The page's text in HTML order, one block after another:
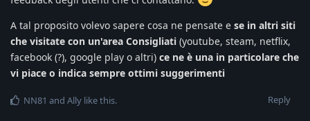
A tal proposito volevo sapere cosa ne pensate e se in altri siti
che visitate con un'area Consigliati (youtube, steam, netflix,
facebook (?), google play o altri) ce ne è una in particolare che
vi piace o indica sempre ottimi suggerimenti
Reply
NN81 and Ally like this.